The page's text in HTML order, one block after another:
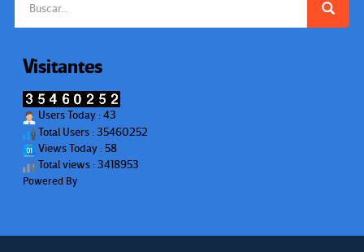
Visitantes
Users Today : 43
Total Users : 35460252
Views Today : 58
Total views : 3418953
Powered By